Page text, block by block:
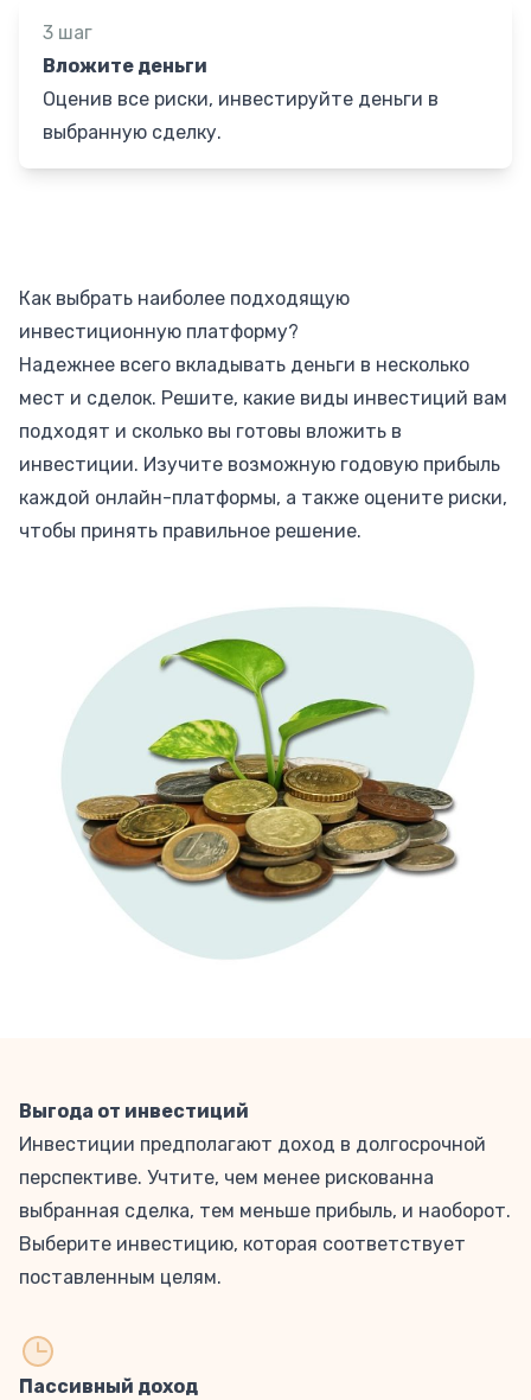
3 шаг
Вложите деньги
Оценив все риски, инвестируйте деньги в
выбранную сделку.
Как выбрать наиболее подходящую
инвестиционную платформу?
Надежнее всего вкладывать деньги в несколько
мест и сделок. Решите, какие виды инвестиций вам
подходят и сколько вы готовы вложить в
инвестиции. Изучите возможную годовую прибыль
каждой онлайн-платформы, а также оцените риски,
чтобы принять правильное решение.
Выгода от инвестиций
Инвестиции предполагают доход в долгосрочной
перспективе. Учтите, чем менее рискованна
выбранная сделка, тем меньше прибыль, и наоборот.
Выберите инвестицию, которая соответствует
поставленным целям.
Пассивный доход